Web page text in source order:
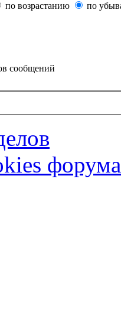
по возрастанию
по
сообщений
форума